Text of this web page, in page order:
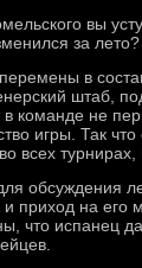
вы
за лето?
в
штаб,
в команде не
игры. Так
всех турнирах,
обсуждения
приход на его
что испанец